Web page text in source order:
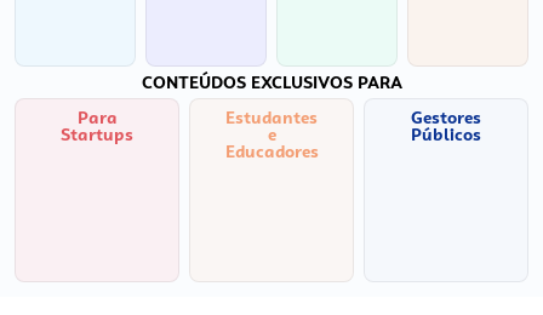
CONTEÚDOS EXCLUSIVOS PARA
Para
Startups
Estudantes
e
Educadores
Gestores
Públicos